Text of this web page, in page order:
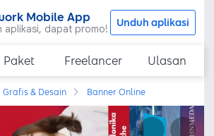
Mobile App
aplikasi, dapat promo! Unduh aplikasi
Paket Freelancer Ulasan
Grafis & Desain Banner Online